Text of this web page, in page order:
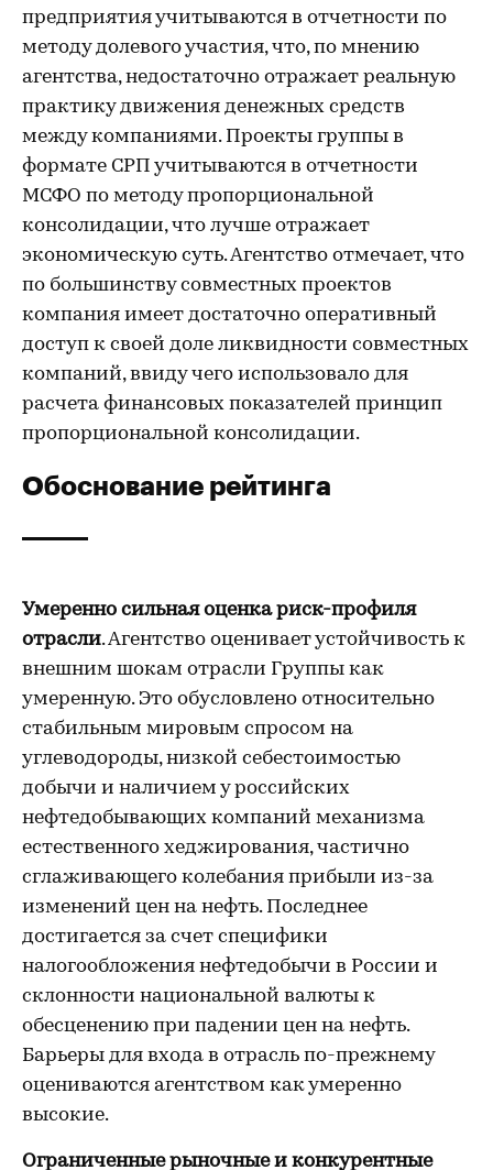
предприятия учитываются в отчетности по
методу долевого участия, что, по мнению
агентства, недостаточно отражает реальную
практику движения денежных средств
между компаниями. Проекты группы в
формате СРП учитываются в отчетности
МСФО по методу пропорциональной
консолидации, что лучше отражает
экономическую суть. Агентство отмечает, что
по большинству совместных проектов
компания имеет достаточно оперативный
доступ к своей доле ликвидности совместных
компаний, ввиду чего использовало для
расчета финансовых показателей принцип
пропорциональной консолидации.
Обоснование рейтинга
Умеренно сильная оценка риск-профиля
отрасли. Агентство оценивает устойчивость к
внешним шокам отрасли Группы как
умеренную. Это обусловлено относительно
стабильным мировым спросом на
углеводороды, низкой себестоимостью
добычи и наличием у российских
нефтедобывающих компаний механизма
естественного хеджирования, частично
сглаживающего колебания прибыли из-за
изменений цен на нефть. Последнее
достигается за счет специфики
налогообложения нефтедобычи в России и
склонности национальной валюты к
обесценению при падении цен на нефть.
Барьеры для входа в отрасль по-прежнему
оцениваются агентством как умеренно
высокие.
Ограниченные рыночные и конкурентные